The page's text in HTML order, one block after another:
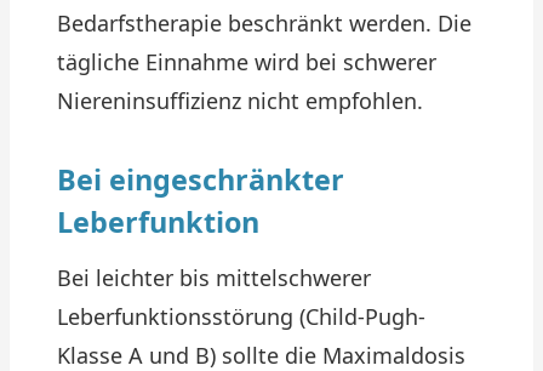
Bedarfstherapie beschränkt werden. Die
tägliche Einnahme wird bei schwerer
Niereninsuffizienz nicht empfohlen.
Bei eingeschränkter
Leberfunktion
Bei leichter bis mittelschwerer
Leberfunktionsstörung (Child-Pugh-
Klasse A und B) sollte die Maximaldosis